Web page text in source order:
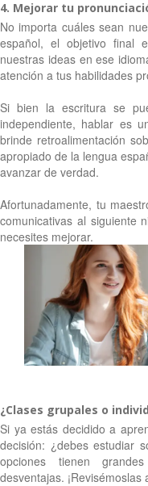
4. Mejorar tu
No importa cuáles sean
español, el objetivo final
nuestras ideas en ese
atención a tus habilidades
Si bien la escritura se
independiente, hablar es
brinde retroalimentación
apropiado de la lengua
avanzar de verdad.
Afortunadamente, tu
comunicativas al siguiente
necesites mejorar.
¿Clases grupales o
Si ya estás decidido a
decisión: ¿debes estudiar
opciones tienen
desventajas. ¡Revisémoslas